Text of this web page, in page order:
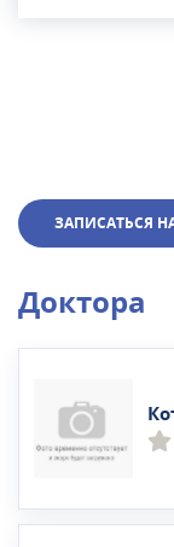
ЗАПИСАТЬСЯ
Доктора